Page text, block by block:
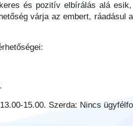
és pozitív elbírálás alá
várja az embert,
15.00. Szerda: Nincs